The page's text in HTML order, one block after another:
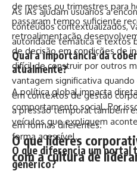
As IAs ajudam usuários a
conteúdos contextualizados,
autoridade temática e textos
Qual a importância da
atualmente?
A política global impacta
comportamento social. Por
veículos que expliquem
forma acessível.
O que diferencia um portal
genérico?
de meses ou trimestres para
passaram tempo suficiente
retroalimentação
de decisão em condições de
difícil de construir por outros
vantagem significativa
em contextos de gestão
a pressão temporal também
em formas diferentes.
O que líderes
com a cultura de